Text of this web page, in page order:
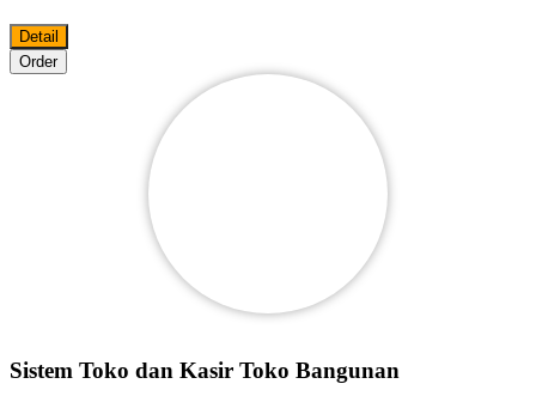
Detail
Order
Sistem Toko dan Kasir Toko Bangunan